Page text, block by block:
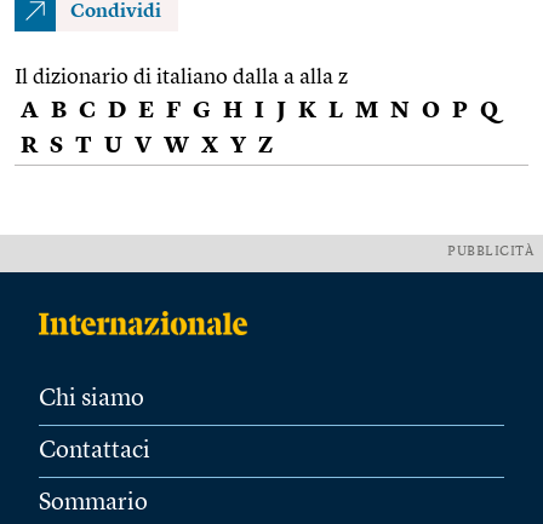
Condividi
Il dizionario di italiano dalla a alla z
A B C D E F G H I J K L M N O P Q
R S T U V W X Y Z
PUBBLICITÀ
Chi siamo
Contattaci
Sommario